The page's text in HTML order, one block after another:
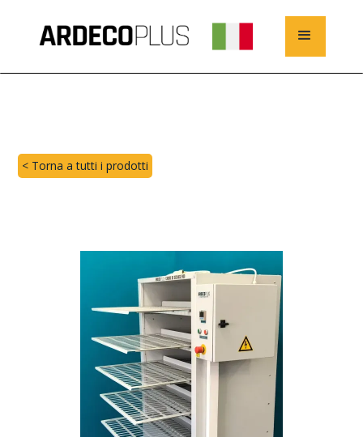
< Torna a tutti i prodotti